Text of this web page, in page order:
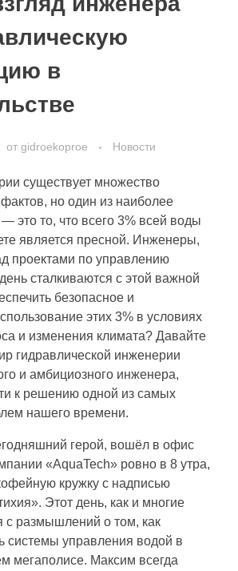
в
от gidroekoproe Новости
существует множество
но один из наиболее
это то, что всего 3% всей воды
является пресной. Инженеры,
проектами по управлению
сталкиваются с этой важной
безопасное и
этих 3% в условиях
и изменения климата? Давайте
гидравлической инженерии
и амбициозного инженера,
к решению одной из самых
нашего времени.
герой, вошёл в офис
«АquaTech» ровно в 8 утра,
кружку с надписью
Этот день, как и многие
с размышлений о том, как
системы управления водой в
мегаполисе. Максим всегда